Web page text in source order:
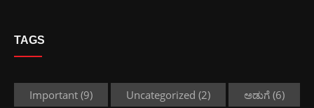
TAGS
Important (9) Uncategorized (2) ಅಡುಗೆ (6)